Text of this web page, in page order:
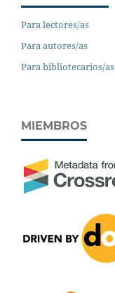
Para lectores/as
Para autores/as
Para bibliotecarios/as
MIEMBROS